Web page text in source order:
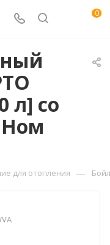
0
л] со
для отопления —